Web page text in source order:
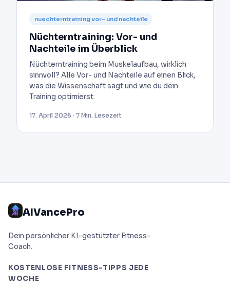
nuechterntraining vor- und nachteile
Nüchterntraining: Vor- und
Nachteile im Überblick
Nüchterntraining beim Muskelaufbau, wirklich
sinnvoll? Alle Vor- und Nachteile auf einen Blick,
was die Wissenschaft sagt und wie du dein
Training optimierst.
17. April 2026 · 7 Min. Lesezeit
AIVancePro
Dein persönlicher KI-gestützter Fitness-
Coach.
KOSTENLOSE FITNESS-TIPPS JEDE
WOCHE